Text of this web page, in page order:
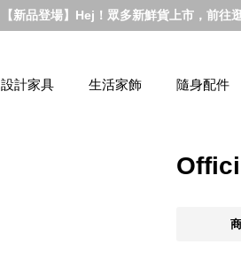
【新品登場】Hej！眾多新鮮貨上市，前往
設計家具 生活家飾 隨身配件